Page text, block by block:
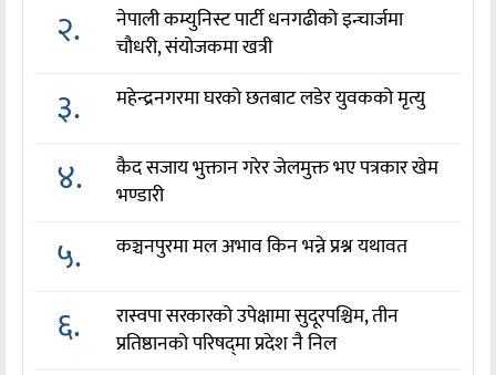
२.
नेपाली कम्युनिस्ट पार्टी धनगढीको इन्चार्जमा
चौधरी, संयोजकमा खत्री
३. महेन्द्रनगरमा घरको छतबाट लडेर युवकको मृत्यु
४.
कैद सजाय भुक्तान गरेर जेलमुक्त भए पत्रकार खेम
भण्डारी
५. कञ्चनपुरमा मल अभाव किन भन्ने प्रश्न यथावत
६.
रास्वपा सरकारको उपेक्षामा सुदूरपश्चिम, तीन
प्रतिष्ठानको परिषद्‌मा प्रदेश नै निल